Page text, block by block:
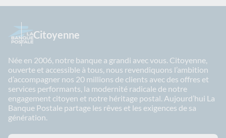
Citoyenne
Née en 2006, notre banque a grandi avec vous. Citoyenne,
ouverte et accessible à tous, nous revendiquons l’ambition
d’accompagner nos 20 millions de clients avec des offres et
services performants, la modernité radicale de notre
engagement citoyen et notre héritage postal. Aujourd’hui La
Banque Postale partage les rêves et les exigences de sa
génération.